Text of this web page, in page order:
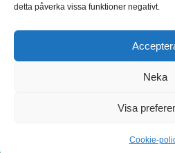
detta påverka vissa funktioner negativt.
Neka
Visa
Cookie-